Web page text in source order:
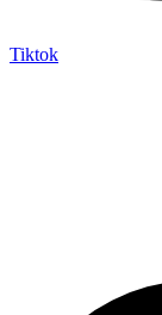
Tiktok